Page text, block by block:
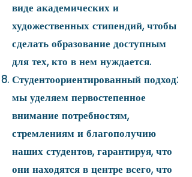
виде академических и
художественных стипендий, чтобы
сделать образование доступным
для тех, кто в нем нуждается.
Студентоориентированный подход:
мы уделяем первостепенное
внимание потребностям,
стремлениям и благополучию
наших студентов, гарантируя, что
они находятся в центре всего, что